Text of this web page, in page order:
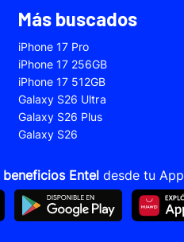
VIVO Y28s
Xiaomi 12T
Xiaomi Redmi A1
Xiaomi Redmi 10A
Xiaomi Redmi 14C
Xiaomi Redmi Note 11
Xiaomi Redmi Note 13
Más buscados
iPhone 17 Pro
iPhone 17 256GB
iPhone 17 512GB
Galaxy S26 Ultra
Galaxy S26 Plus
Galaxy S26
beneficios Enteldesde tu App